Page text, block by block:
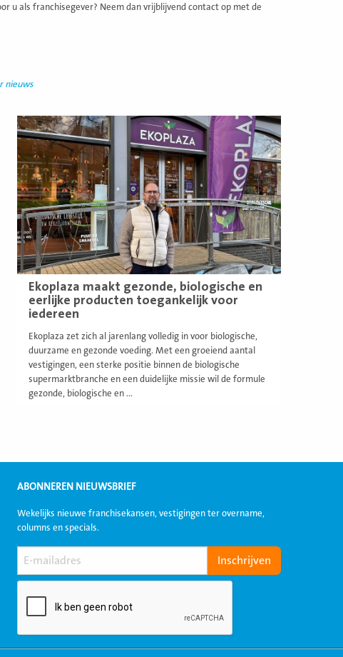
u als franchisegever? Neem dan vrijblijvend contact op met de
nieuws
Ekoplaza maakt gezonde, biologische en
eerlijke producten toegankelijk voor
iedereen
Ekoplaza zet zich al jarenlang volledig in voor biologische,
duurzame en gezonde voeding. Met een groeiend aantal
vestigingen, een sterke positie binnen de biologische
supermarktbranche en een duidelijke missie wil de formule
gezonde, biologische en ...
Lees
meer
ABONNEREN NIEUWSBRIEF
Wekelijks nieuwe franchisekansen, vestigingen ter overname,
columns en specials.